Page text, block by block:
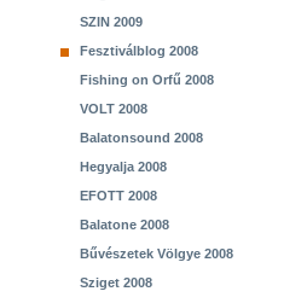
SZIN 2009
Fesztiválblog 2008
Fishing on Orfű 2008
VOLT 2008
Balatonsound 2008
Hegyalja 2008
EFOTT 2008
Balatone 2008
Bűvészetek Völgye 2008
Sziget 2008